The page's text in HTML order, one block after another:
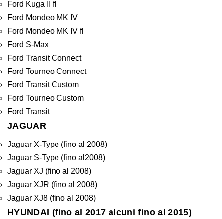
Ford Kuga II fl
Ford Mondeo MK IV
Ford Mondeo MK IV fl
Ford S-Max
Ford Transit Connect
Ford Tourneo Connect
Ford Transit Custom
Ford Tourneo Custom
Ford Transit
JAGUAR
Jaguar X-Type (fino al 2008)
Jaguar S-Type (fino al2008)
Jaguar XJ (fino al 2008)
Jaguar XJR (fino al 2008)
Jaguar XJ8 (fino al 2008)
HYUNDAI (fino al 2017 alcuni fino al 2015)